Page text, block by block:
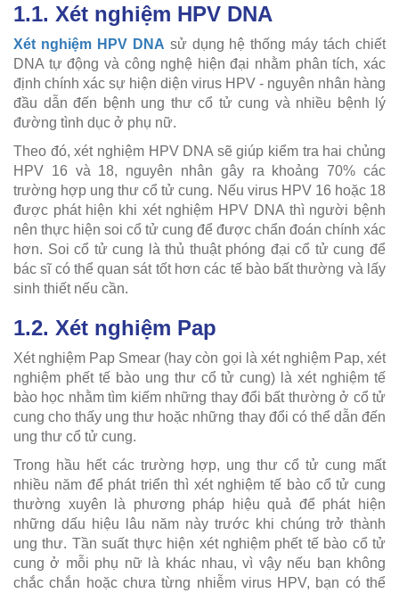
1.1. Xét nghiệm HPV DNA
Xét nghiệm HPV DNA sử dụng hệ thống máy tách chiết
DNA tự động và công nghệ hiện đại nhằm phân tích, xác
định chính xác sự hiện diện virus HPV - nguyên nhân hàng
đầu dẫn đến bệnh ung thư cổ tử cung và nhiều bệnh lý
đường tình dục ở phụ nữ.
Theo đó, xét nghiệm HPV DNA sẽ giúp kiểm tra hai chủng
HPV 16 và 18, nguyên nhân gây ra khoảng 70% các
trường hợp ung thư cổ tử cung. Nếu virus HPV 16 hoặc 18
được phát hiện khi xét nghiệm HPV DNA thì người bệnh
nên thực hiện soi cổ tử cung để được chẩn đoán chính xác
hơn. Soi cổ tử cung là thủ thuật phóng đại cổ tử cung để
bác sĩ có thể quan sát tốt hơn các tế bào bất thường và lấy
sinh thiết nếu cần.
1.2. Xét nghiệm Pap
Xét nghiệm Pap Smear (hay còn gọi là xét nghiệm Pap, xét
nghiệm phết tế bào ung thư cổ tử cung) là xét nghiệm tế
bào học nhằm tìm kiếm những thay đổi bất thường ở cổ tử
cung cho thấy ung thư hoặc những thay đổi có thể dẫn đến
ung thư cổ tử cung.
Trong hầu hết các trường hợp, ung thư cổ tử cung mất
nhiều năm để phát triển thì xét nghiệm tế bào cổ tử cung
thường xuyên là phương pháp hiệu quả để phát hiện
những dấu hiệu lâu năm này trước khi chúng trở thành
ung thư. Tần suất thực hiện xét nghiệm phết tế bào cổ tử
cung ở mỗi phụ nữ là khác nhau, vì vậy nếu bạn không
chắc chắn hoặc chưa từng nhiễm virus HPV, bạn có thể